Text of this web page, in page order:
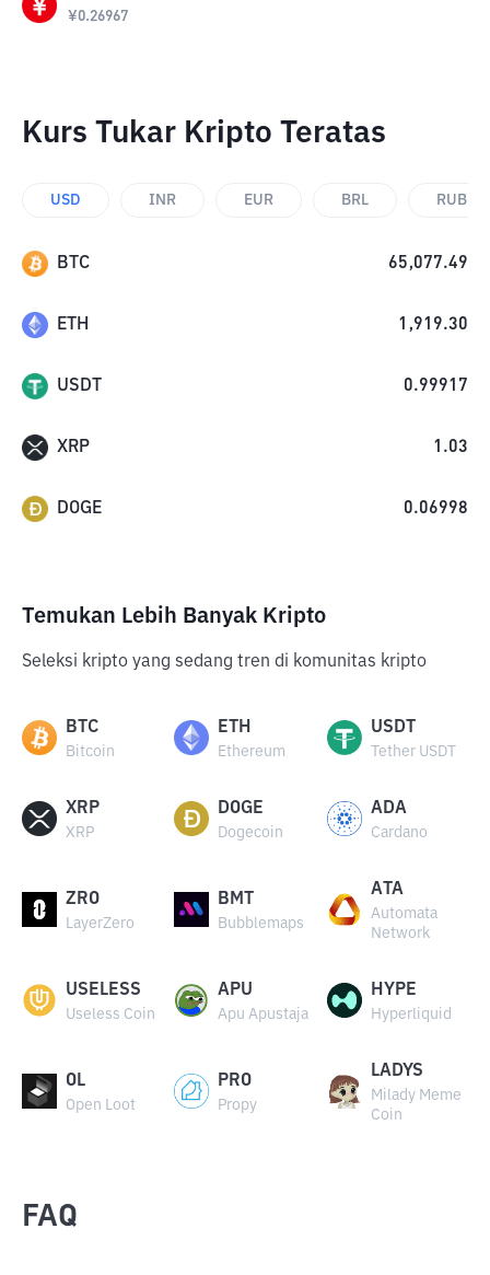
¥0.26967
Kurs Tukar Kripto Teratas
USD INR EUR BRL RUB
BTC 65,077.49
ETH 1,919.30
USDT 0.99917
XRP 1.03
DOGE 0.06998
Temukan Lebih Banyak Kripto
Seleksi kripto yang sedang tren di komunitas kripto
BTC
Bitcoin
ETH
Ethereum
USDT
Tether USDT
XRP
XRP
DOGE
Dogecoin
ADA
Cardano
ZRO
LayerZero
BMT
Bubblemaps
ATA
Automata
Network
USELESS
Useless Coin
APU
Apu Apustaja
HYPE
Hyperliquid
OL
Open Loot
PRO
Propy
LADYS
Milady Meme
Coin
FAQ